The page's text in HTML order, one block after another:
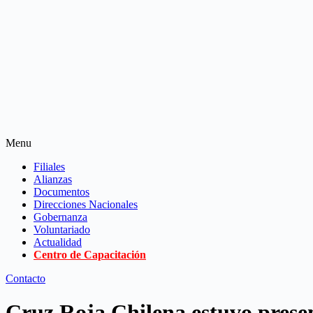
Menu
Filiales
Alianzas
Documentos
Direcciones Nacionales
Gobernanza
Voluntariado
Actualidad
Centro de Capacitación
Contacto